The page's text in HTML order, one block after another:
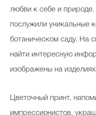
любви к себе и
послужили уникальные
ботаническом саду. На
найти интересную
изображены на
Цветочный принт,
импрессионистов,